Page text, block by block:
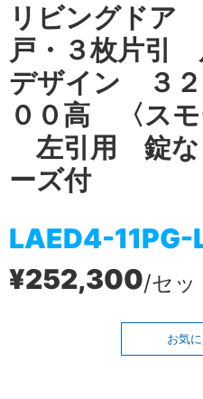
リビングド
戸・３枚片引
デザイン ３
００高 〈スモ
左引用 錠な
ーズ付
LAED4-11PG-
¥252,300/セッ
お気